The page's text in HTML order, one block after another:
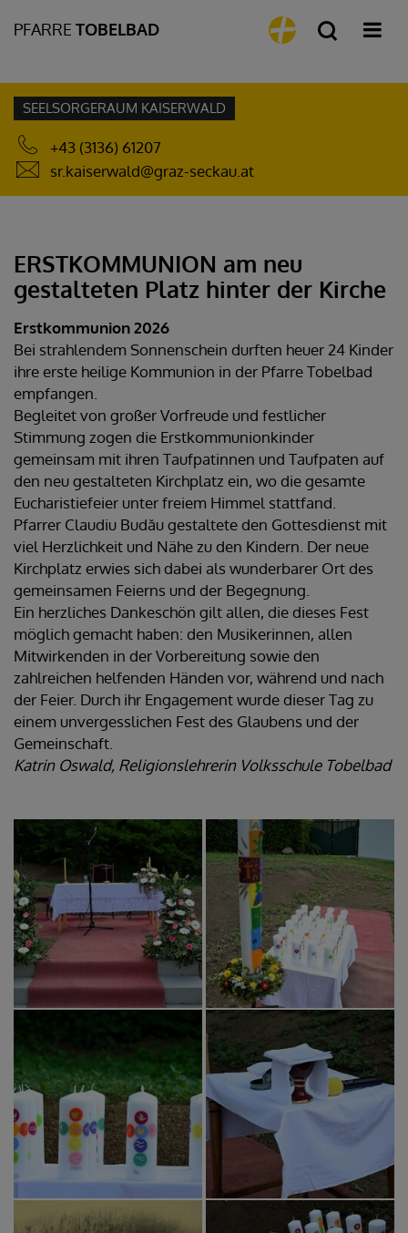
PFARRE TOBELBAD
SEELSORGERAUM KAISERWALD
+43 (3136) 61207
sr.kaiserwald@graz-seckau.at
ERSTKOMMUNION am neu
gestalteten Platz hinter der Kirche
Erstkommunion 2026
Bei strahlendem Sonnenschein durften heuer 24 Kinder
ihre erste heilige Kommunion in der Pfarre Tobelbad
empfangen.
Begleitet von großer Vorfreude und festlicher
Stimmung zogen die Erstkommunionkinder
gemeinsam mit ihren Taufpatinnen und Taufpaten auf
den neu gestalteten Kirchplatz ein, wo die gesamte
Eucharistiefeier unter freiem Himmel stattfand.
Pfarrer Claudiu Budău gestaltete den Gottesdienst mit
viel Herzlichkeit und Nähe zu den Kindern. Der neue
Kirchplatz erwies sich dabei als wunderbarer Ort des
gemeinsamen Feierns und der Begegnung.
Ein herzliches Dankeschön gilt allen, die dieses Fest
möglich gemacht haben: den Musikerinnen, allen
Mitwirkenden in der Vorbereitung sowie den
zahlreichen helfenden Händen vor, während und nach
der Feier. Durch ihr Engagement wurde dieser Tag zu
einem unvergesslichen Fest des Glaubens und der
Gemeinschaft.
Katrin Oswald, Religionslehrerin Volksschule Tobelbad